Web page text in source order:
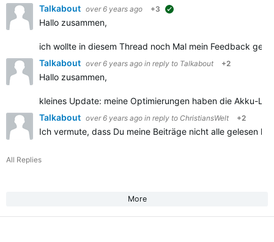
Talkabout over 6 years ago +3
Hallo zusammen,
ich wollte in diesem Thread noch Mal mein Feedback
Talkabout over 6 years ago in reply to Talkabout +2
Hallo zusammen,
kleines Update: meine Optimierungen haben die Akku-
Talkabout over 6 years ago in reply to ChristiansWelt +2
Ich vermute, dass Du meine Beiträge nicht alle gelesen
All Replies
More